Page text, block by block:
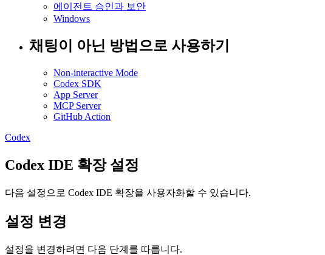
에이전트 승인과 보안
Windows
채팅이 아닌 방법으로 사용하기
Non-interactive Mode
Codex SDK
App Server
MCP Server
GitHub Action
Codex
Codex IDE 확장 설정
다음 설정으로 Codex IDE 확장을 사용자화할 수 있습니다.
설정 변경
설정을 변경하려면 다음 단계를 따릅니다.